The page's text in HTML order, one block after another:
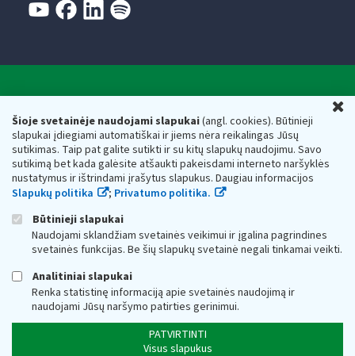
Šioje svetainėje naudojami slapukai(angl. cookies). Būtinieji
slapukai įdiegiami automatiškai ir jiems nėra reikalingas Jūsų
sutikimas. Taip pat galite sutikti ir su kitų slapukų naudojimu. Savo
sutikimą bet kada galėsite atšaukti pakeisdami interneto naršyklės
nustatymus ir ištrindami įrašytus slapukus. Daugiau informacijos
Slapukų politika
; Privatumo politika.
Būtinieji slapukai
Naudojami sklandžiam svetainės veikimui ir įgalina pagrindines
svetainės funkcijas. Be šių slapukų svetainė negali tinkamai veikti.
Analitiniai slapukai
Renka statistinę informaciją apie svetainės naudojimą ir
naudojami Jūsų naršymo patirties gerinimui.
PATVIRTINTI
Visus slapukus
Respublikos finansų ministerijos
Biudžetinė įstaiga. Juridinio asmens kodas — 188659752,
adresas: Vasario 16-osios g. 14, 01107 Vilnius, Lietuva, el.paštas:
vmi@vmi.lt, E. pristatymo dėžutės adresas 188659752
Duomenys apie Valstybinę mokesčių inspekciją prie Lietuvos
Respublikos finansų ministerijos kaupiami ir saugomi Juridinių